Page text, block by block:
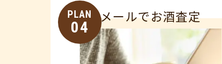
PLAN
04
メールでお酒査定